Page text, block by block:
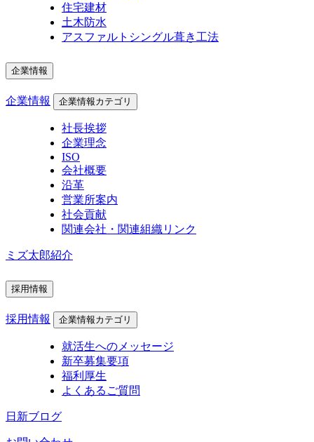
住宅建材
土木防水
アスファルトシングル葺き工法
企業情報
企業情報 企業情報カテゴリ
社長挨拶
企業理念
ISO
会社概要
沿革
営業所案内
社会貢献
関連会社・関連組織リンク
ミズ太郎紹介
採用情報
採用情報 企業情報カテゴリ
就活生へのメッセージ
新卒募集要項
福利厚生
よくあるご質問
日新ブログ